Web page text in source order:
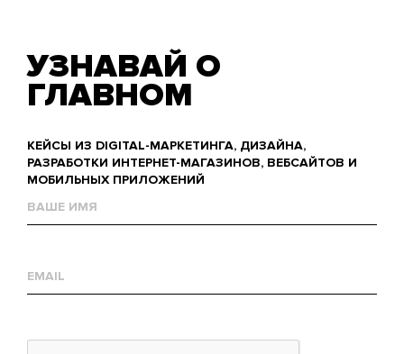
УЗНАВАЙ О
ГЛАВНОМ
КЕЙСЫ ИЗ DIGITAL-МАРКЕТИНГА, ДИЗАЙНА,
РАЗРАБОТКИ ИНТЕРНЕТ-МАГАЗИНОВ, ВЕБСАЙТОВ И
МОБИЛЬНЫХ ПРИЛОЖЕНИЙ
mail